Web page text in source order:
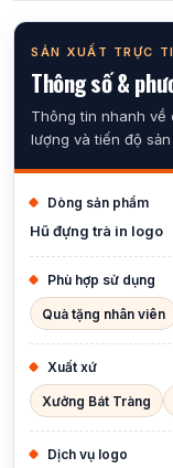
SẢN XUẤT TRỰC
Thông số &
Thông tin nhanh về
lượng và tiến độ
Dòng sản phẩm
Hũ đựng trà in logo
Phù hợp sử dụng
Quà tặng nhân viên
Xuất xứ
Xưởng Bát Tràng
Dịch vụ logo